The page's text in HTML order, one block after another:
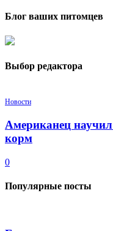
Блог ваших питомцев
Выбор редактора
Новости
Американец
корм
0
Популярные посты